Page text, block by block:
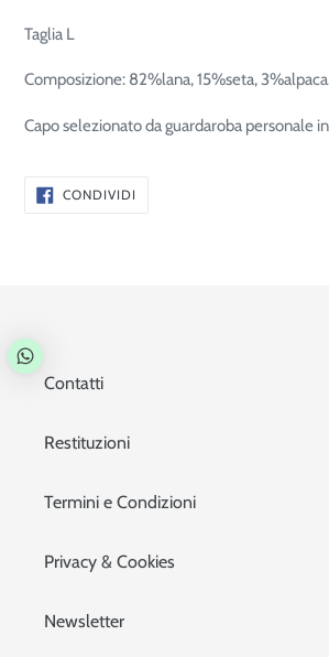
Taglia L
Composizione: 82%lana, 15%seta,
Capo selezionato da guardaroba personale
CONDIVIDI
Contatti
Restituzioni
Termini e Condizioni
Privacy & Cookies
Newsletter